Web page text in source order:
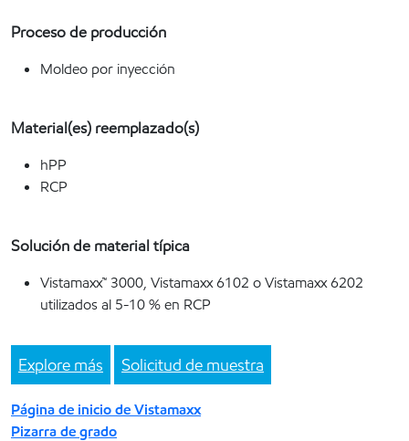
Proceso de producción
Moldeo por inyección
Material(es) reemplazado(s)
hPP
RCP
Solución de material típica
Vistamaxx™ 3000, Vistamaxx 6102 o Vistamaxx 6202
utilizados al 5-10 % en RCP
Explore más Solicitud de muestra
Página de inicio de Vistamaxx
Pizarra de grado